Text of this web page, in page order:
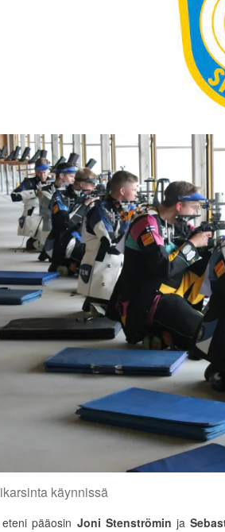
käynnissä
pääosin Joni Stenströmin ja